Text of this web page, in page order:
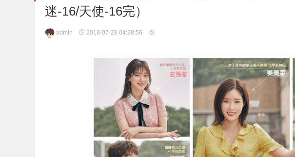
迷-16/天使-16完）
admin 2018-07-28 04:28:56